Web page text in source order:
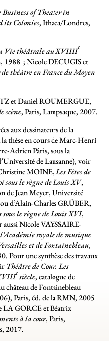
Business of Theater in
its Colonies, Ithaca/Londres,
Vie théâtrale au XVIIIIe
1988 ; Nicole DECUGIS et
de théâtre en France du Moyen
et Daniel ROUMERGUE,
scène, Paris, Lampsaque, 2007.
aux dessinateurs de la
thèse en cours de Marc-Henri
Adrien Pâris, sous la
de Lausanne), voir
MOINE,Les Fêtes de
sous le règne de Louis XV,
de Jean Meyer, Université
d’Alain-Charles GRÜBER,
sous le règne de Louis XVI,
aussi Nicole VAYSSAIRE-
l’Académie royale de musique
et de Fontainebleau,
Pour une synthèse des travaux
Théâtre de Cour. Les
esiècle, catalogue de
château de Fontainebleau
Paris, éd. de la RMN, 2005
LA GORCE et Béatrix
à la cour, Paris,
2017.